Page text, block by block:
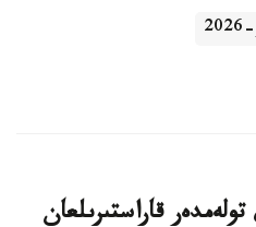
تولەمدەر قاراستىرىلعان